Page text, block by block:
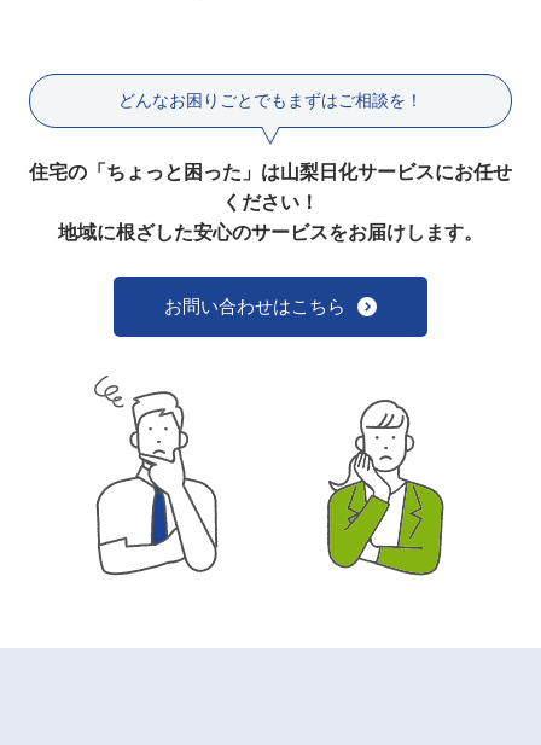
どんなお困りごとでもまずはご相談を！
住宅の「ちょっと困った」は山梨日化サービスにお任せ
ください！
地域に根ざした安心のサービスをお届けします。
お問い合わせはこちら